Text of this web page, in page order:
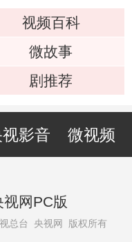
视频百科
微故事
剧推荐
影音 微视频
视网PC版
总台 央视网 版权所有